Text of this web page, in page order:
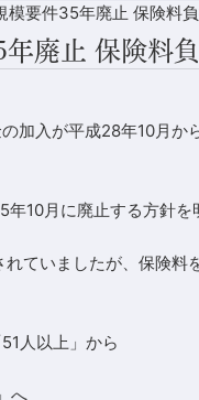
模要件35年廃止 保険料
廃止 保険料
加入が平成28年10月か
10月に廃止する方針を
れていましたが、保険
人以上」から
へ